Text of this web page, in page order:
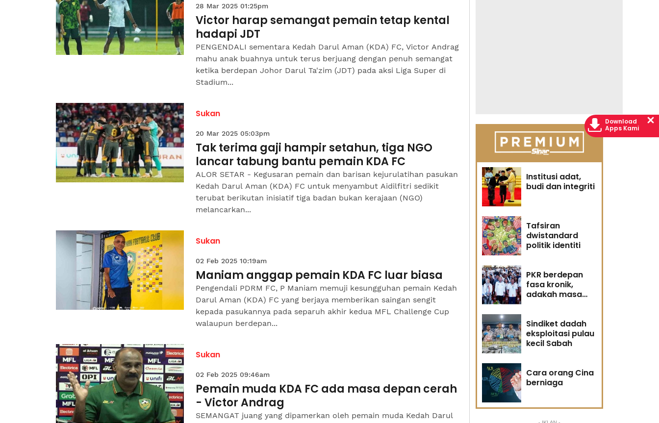
28 Mar 2025 01:25pm
Victor harap semangat pemain tetap kental
hadapi JDT
PENGENDALI sementara Kedah Darul Aman (KDA) FC, Victor Andrag
mahu anak buahnya untuk terus berjuang dengan penuh semangat
ketika berdepan Johor Darul Ta'zim (JDT) pada aksi Liga Super di
Stadium...
Sukan
20 Mar 2025 05:03pm
Tak terima gaji hampir setahun, tiga NGO
lancar tabung bantu pemain KDA FC
ALOR SETAR - Kegusaran pemain dan barisan kejurulatihan pasukan
Kedah Darul Aman (KDA) FC untuk menyambut Aidilfitri sedikit
terubat berikutan inisiatif tiga badan bukan kerajaan (NGO)
melancarkan...
Sukan
02 Feb 2025 10:19am
Maniam anggap pemain KDA FC luar biasa
Pengendali PDRM FC, P Maniam memuji kesungguhan pemain Kedah
Darul Aman (KDA) FC yang berjaya memberikan saingan sengit
kepada pasukannya pada separuh akhir kedua MFL Challenge Cup
walaupun berdepan...
Sukan
02 Feb 2025 09:46am
Pemain muda KDA FC ada masa depan cerah
- Victor Andrag
SEMANGAT juang yang dipamerkan oleh pemain muda Kedah Darul
Institusi adat,
budi dan integriti
Tafsiran
dwistandard
politik identiti
PKR berdepan
fasa kronik,
adakah masa
Sindiket dadah
eksploitasi pulau
kecil Sabah
Cara orang Cina
berniaga
Download
Apps Kami